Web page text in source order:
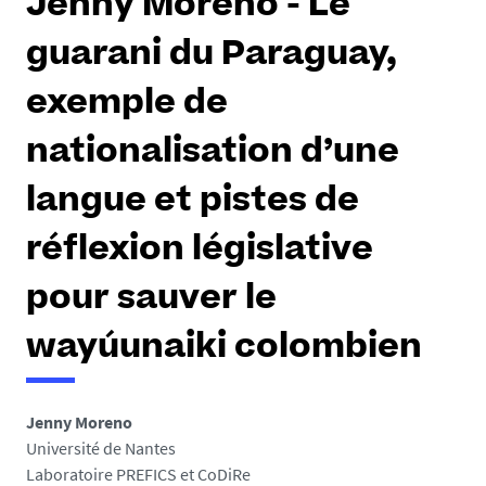
Jenny Moreno - Le
guarani du Paraguay,
exemple de
nationalisation d’une
langue et pistes de
réflexion législative
pour sauver le
wayúunaiki colombien
Jenny Moreno
Université de Nantes
Laboratoire PREFICS et CoDiRe